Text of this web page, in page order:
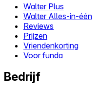
Walter Plus
Walter Alles-in-één
Reviews
Prijzen
Vriendenkorting
Voor funda
Bedrijf